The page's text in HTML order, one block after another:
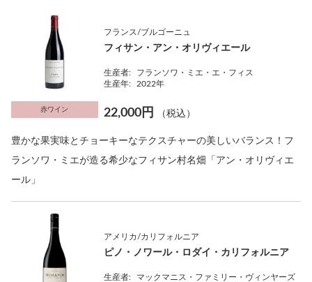
赤ワイン
フランス/ブルゴーニュ
フィサン・アン・オリヴィエール
生産者:
フランソワ・ミエ・エ・フィス
生産年:
2022年
22,000円 （税込）
豊かな果実味とチョーキーなテクスチャーの美しいバランス！フ
ランソワ・ミエが造る希少なフィサン村名畑「アン・オリヴィエ
ール」
アメリカ/カリフォルニア
ピノ・ノワール・ロダイ・カリフォルニア
生産者:
マックマニス・ファミリー・ヴィンヤーズ